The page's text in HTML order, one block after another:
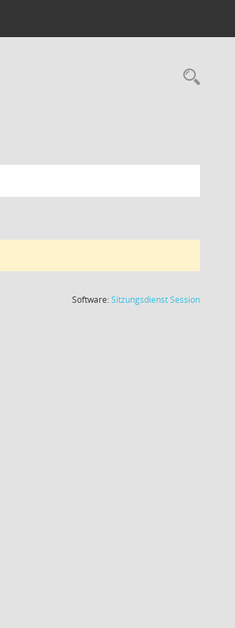
Software:SitzungsdienstSession(Wird in